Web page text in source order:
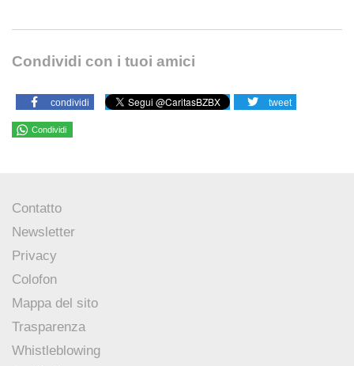
Condividi con i tuoi amici
condividi tweet
Condividi
Contatto
Newsletter
Privacy
Colofon
Mappa del sito
Trasparenza
Whistleblowing